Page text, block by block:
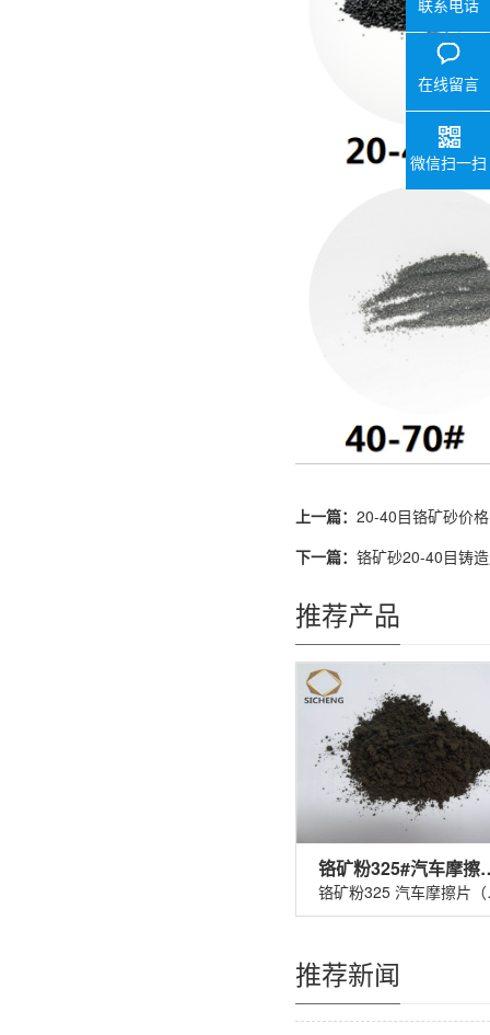
上一篇： 20-40目铬矿砂价
下一篇： 铬矿砂20-40目铸
推荐产品
铬矿粉
铬矿
推荐新闻
联系电话
在线留言
微信扫一扫